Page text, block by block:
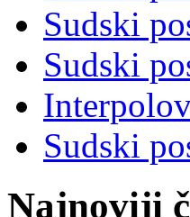
Sudski
Sudski
Sudski
Najnoviji